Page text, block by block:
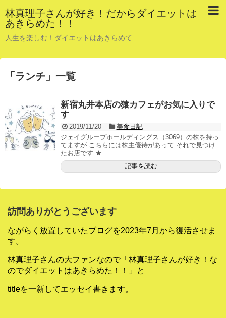
林真理子さんが好き！だからダイエットは
あきらめた！！
人生を楽しむ！ダイエットはあきらめて
「 ランチ 」 一覧
新宿丸井本店の猿カフェがお気に入りで
す
2019/11/20
美食日記
ジェイグループホールディングス（3069）の株を持っ
てますが こちらには株主優待があって それで見つけ
たお店です ★ ...
記事を読む
訪問ありがとうございます
ながらく放置していたブログを2023年7月から復活させま
す。
林真理子さんの大ファンなので「林真理子さんが好き！な
のでダイエットはあきらめた！！」と
titleを一新してエッセイ書きます。